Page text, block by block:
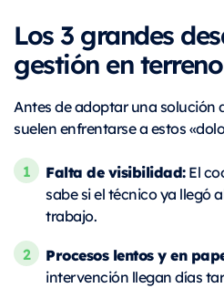
Los 3 grandes
gestión en terreno
Antes de adoptar una solución
suelen enfrentarse a estos
Falta de visibilidad:El
sabe si el técnico ya llegó
trabajo.
Procesos lentos y en
intervención llegan días